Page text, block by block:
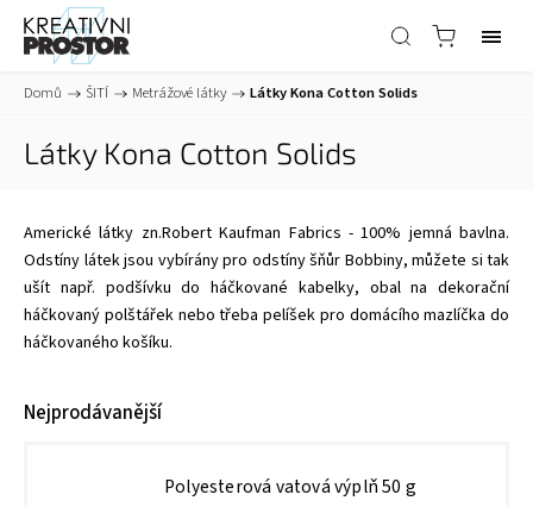
Domů / ŠITÍ / Metrážové látky / Látky Kona Cotton Solids
Látky Kona Cotton Solids
Americké látky zn.Robert Kaufman Fabrics - 100% jemná bavlna.
Odstíny látek jsou vybírány pro odstíny šňůr Bobbiny, můžete si tak
ušít např. podšívku do háčkované kabelky, obal na dekorační
háčkovaný polštářek nebo třeba pelíšek pro domácího mazlíčka do
háčkovaného košíku.
Nejprodávanější
Polyesterová vatová výplň 50 g